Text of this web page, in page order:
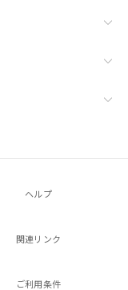
ヘルプ
関連リンク
ご利用条件